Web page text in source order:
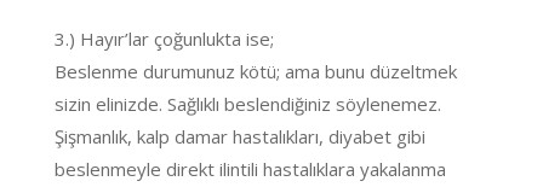
3.) Hayır’lar çoğunlukta ise;
Beslenme durumunuz kötü; ama bunu düzeltmek
sizin elinizde. Sağlıklı beslendiğiniz söylenemez.
Şişmanlık, kalp damar hastalıkları, diyabet gibi
beslenmeyle direkt ilintili hastalıklara yakalanma